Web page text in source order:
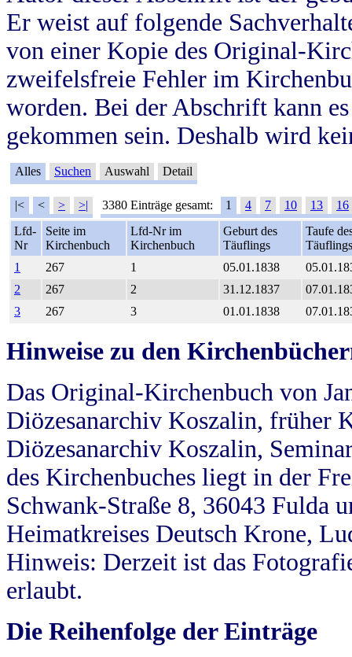
Er weist auf folgende
von einer Kopie des Original-
zweifelsfreie Fehler im
worden. Bei der Abschrift kann
gekommen sein. Deshalb wird
Alles Suchen Auswahl Detail
|< < > >| 3380 Einträge gesamt: 1 4 7 10 13
16
Lfd-
Nr
Seite im
Kirchenbuch
Lfd-Nr im
Kirchenbuch
Geburt des
Täuflings
Taufe
Täuflings
1
267 1 05.01.1838
2
267 2 31.12.1837
3
267 3 01.01.1838
Hinweise zu den
Das Original-Kirchenbuch von
Diözesanarchiv Koszalin, früher
Diözesanarchiv Koszalin,
des Kirchenbuches liegt in der
Schwank-Straße 8, 36043 Fulda
Heimatkreises Deutsch Krone,
Hinweis: Derzeit ist das
erlaubt.
Die Reihenfolge der Einträge